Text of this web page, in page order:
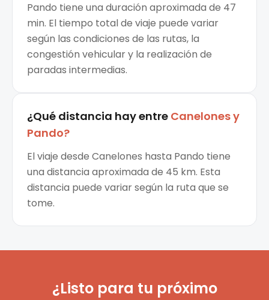
Pando tiene una duración aproximada de 47
min. El tiempo total de viaje puede variar
según las condiciones de las rutas, la
congestión vehicular y la realización de
paradas intermedias.
¿Qué distancia hay entre Canelonesy
Pando?
El viaje desde Canelones hasta Pando tiene
una distancia aproximada de 45 km. Esta
distancia puede variar según la ruta que se
tome.
¿Listo para tu próximo